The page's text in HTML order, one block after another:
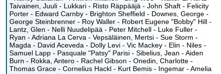
Taivainen, Juuli - Lukkari - Risto Räppääjä - John Shaft - Felicity
Porter - Edward Carnby - Brighton Sheffield - Downes, George -
George Steinbrenner - Roy Waller - Robert Eugene "Bobby" Hill -
Lantz, Glen - Nelli Nuudelipää - Peter Mitchell - Luke Fuller -
Ryan - Adriana La Cerva - Vepsäläinen, Mertsi - Sue Storm -
Magda - David Aceveda - Dolly Levi - Vic Mackey - Elin - Niles -
Samuel Lapp - Pasquale "Patsy" Parisi - Sibelius, Jean - Aiden
Burn - Rokka, Antero - Rachel Gibson - Onedin, Charlotte -
Thomas Grace - Cornelius Hackl - Kurt Bemis - Ingemar - Amelia